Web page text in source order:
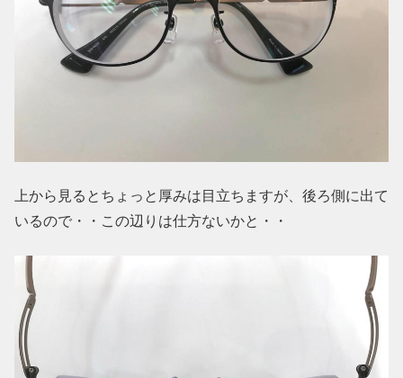
上から見るとちょっと厚みは目立ちますが、後ろ側に出て
いるので・・この辺りは仕方ないかと・・